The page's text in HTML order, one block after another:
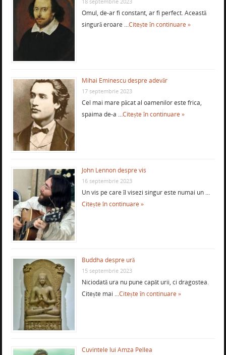
Omul, de-ar fi constant, ar fi perfect. Această
singură eroare …Citește în continuare »
Mihai Eminescu despre adevăr
17 septembrie 2023
Cel mai mare păcat al oamenilor este frica,
spaima de-a …Citește în continuare »
John Lennon despre vis
16 septembrie 2023
Un vis pe care îl visezi singur este numai un …
Citește în continuare »
Buddha despre ură
15 septembrie 2023
Niciodată ura nu pune capăt urii, ci dragostea.
Citește mai …Citește în continuare »
Cuvintele lui Amza Pellea